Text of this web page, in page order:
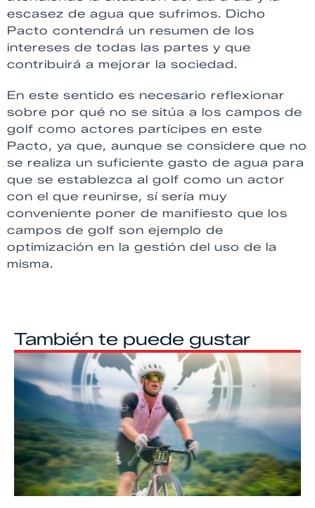
escasez de agua que sufrimos. Dicho
Pacto contendrá un resumen de los
intereses de todas las partes y que
contribuirá a mejorar la sociedad.
En este sentido es necesario reflexionar
sobre por qué no se sitúa a los campos de
golf como actores partícipes en este
Pacto, ya que, aunque se considere que no
se realiza un suficiente gasto de agua para
que se establezca al golf como un actor
con el que reunirse, sí sería muy
conveniente poner de manifiesto que los
campos de golf son ejemplo de
optimización en la gestión del uso de la
misma.
También te puede gustar